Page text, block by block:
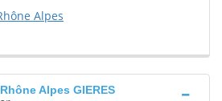
Alpes
Alpes GIERES